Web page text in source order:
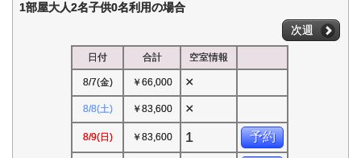
1部屋大人2名子供0名利用の場合
次週
日付 合計 空室情報
8/7(金) ￥66,000 ×
8/8(土) ￥83,600 ×
8/9(日) ￥83,600 1 予約